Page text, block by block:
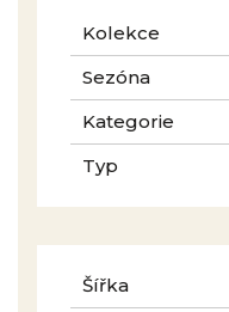
Kolekce
Sezóna
Kategorie
Typ
Šířka